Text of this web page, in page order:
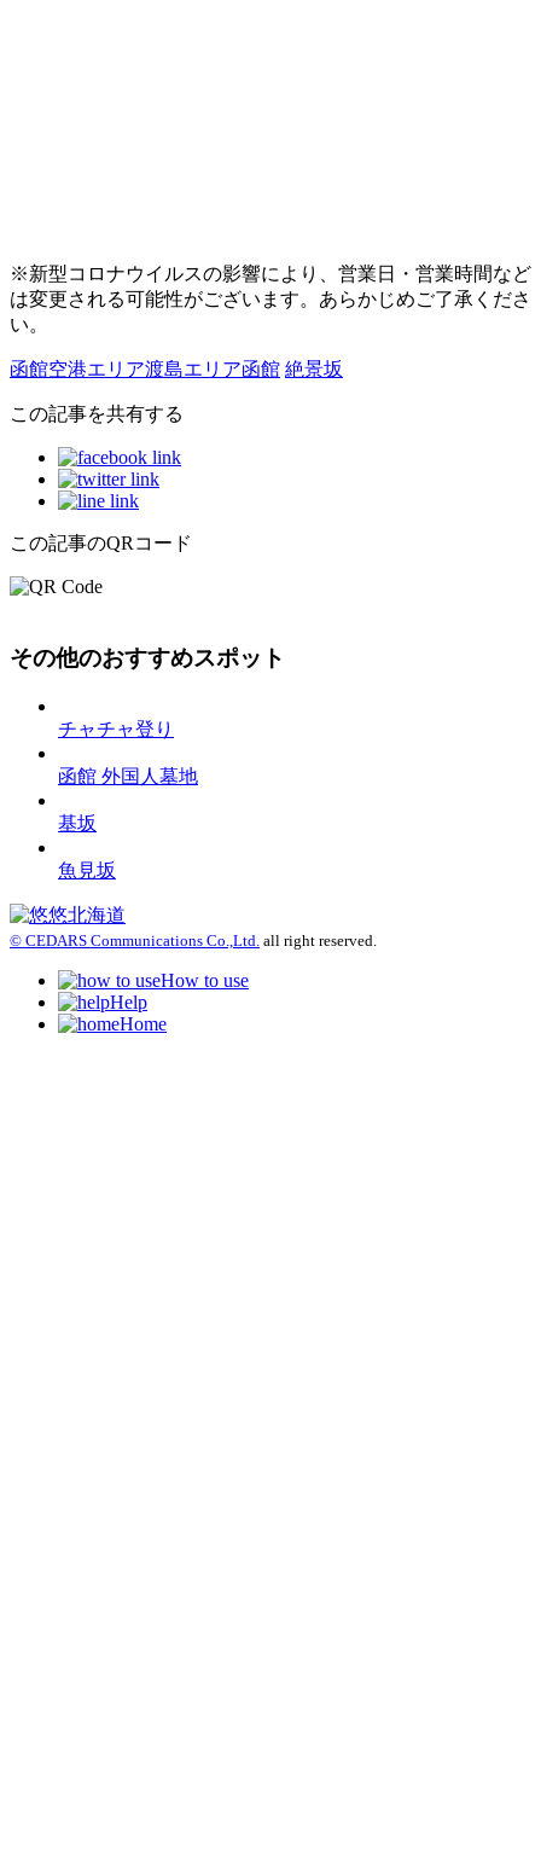
※新型コロナウイルスの影響により、営業日・営業時間など
は変更される可能性がございます。あらかじめご了承くださ
い。
函館空港エリア渡島エリア函館 絶景坂
この記事を共有する
この記事のQRコード
その他のおすすめスポット
チャチャ登り
函館 外国人墓地
基坂
魚見坂
© CEDARS Communications Co.,Ltd. all right reserved.
How to use
Help
Home